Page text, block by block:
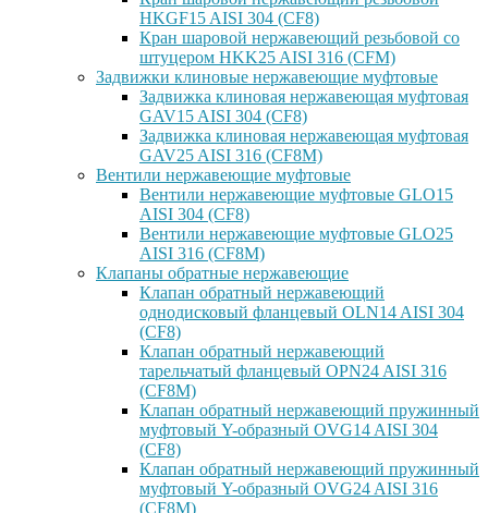
HKGF15 AISI 304 (CF8)
Кран шаровой нержавеющий резьбовой со
штуцером HKK25 AISI 316 (CFM)
Задвижки клиновые нержавеющие муфтовые
Задвижка клиновая нержавеющая муфтовая
GAV15 AISI 304 (CF8)
Задвижка клиновая нержавеющая муфтовая
GAV25 AISI 316 (CF8M)
Вентили нержавеющие муфтовые
Вентили нержавеющие муфтовые GLO15
AISI 304 (CF8)
Вентили нержавеющие муфтовые GLO25
AISI 316 (CF8M)
Клапаны обратные нержавеющие
Клапан обратный нержавеющий
однодисковый фланцевый OLN14 AISI 304
(CF8)
Клапан обратный нержавеющий
тарельчатый фланцевый OPN24 AISI 316
(CF8M)
Клапан обратный нержавеющий пружинный
муфтовый Y-образный OVG14 AISI 304
(CF8)
Клапан обратный нержавеющий пружинный
муфтовый Y-образный OVG24 AISI 316
(CF8М)